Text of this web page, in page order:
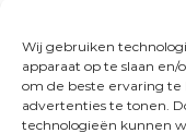
Wij gebruiken
apparaat op te slaan
om de beste ervaring te
advertenties te tonen.
technologieën kunnen
d van